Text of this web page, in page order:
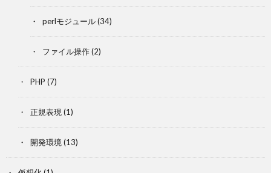
perlモジュール(34)
ファイル操作(2)
PHP (7)
正規表現 (1)
開発環境 (13)